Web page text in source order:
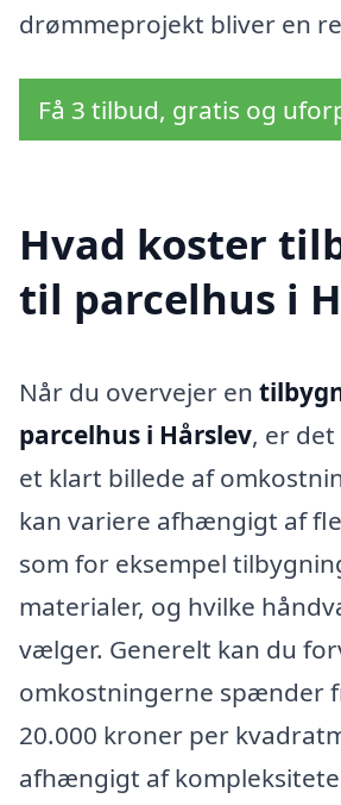
drømmeprojekt bliver en
Få 3 tilbud, gratis og
Hvad koster
til parcelhus i
Når du overvejer en
parcelhus i Hårslev, er
et klart billede af
kan variere afhængigt af
som for eksempel
materialer, og hvilke
vælger. Generelt kan du
omkostningerne spænder
20.000 kroner per
afhængigt af